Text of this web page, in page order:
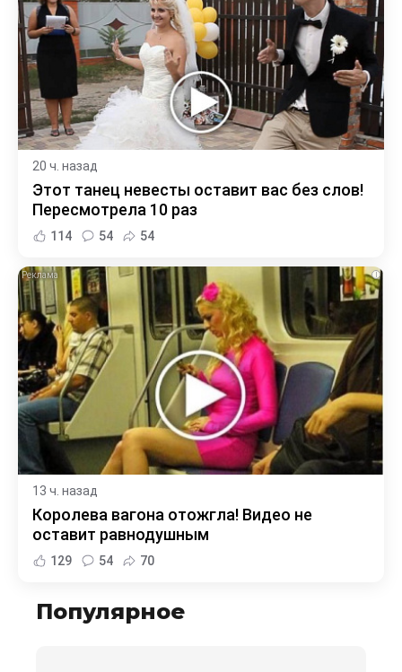
20 ч. назад
Этот танец невесты оставит вас без слов!
Пересмотрела 10 раз
114 54 54
i
13 ч. назад
Королева вагона отожгла! Видео не
оставит равнодушным
129 54 70
Популярное